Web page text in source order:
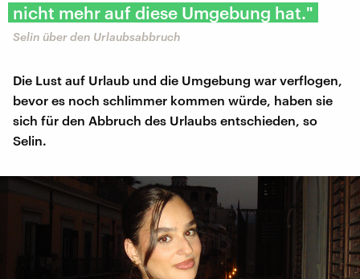
nicht mehr auf diese Umgebung hat."
Selin über den Urlaubsabbruch
Die Lust auf Urlaub und die Umgebung war verflogen,
bevor es noch schlimmer kommen würde, haben sie
sich für den Abbruch des Urlaubs entschieden, so
Selin.